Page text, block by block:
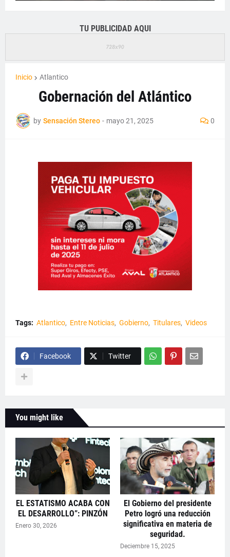
TU PUBLICIDAD AQUI
Inicio Atlantico
Gobernación del Atlántico
by Sensación Stereo - mayo 21, 2025 0
Tags: Atlantico Entre Noticias Gobierno Titulares Videos
Facebook Twitter
You might like
EL ESTATISMO ACABA CON
EL DESARROLLO”: PINZÓN
Enero 30, 2026
El Gobierno del presidente
Petro logró una reducción
significativa en materia de
seguridad.
Deciembre 15, 2025